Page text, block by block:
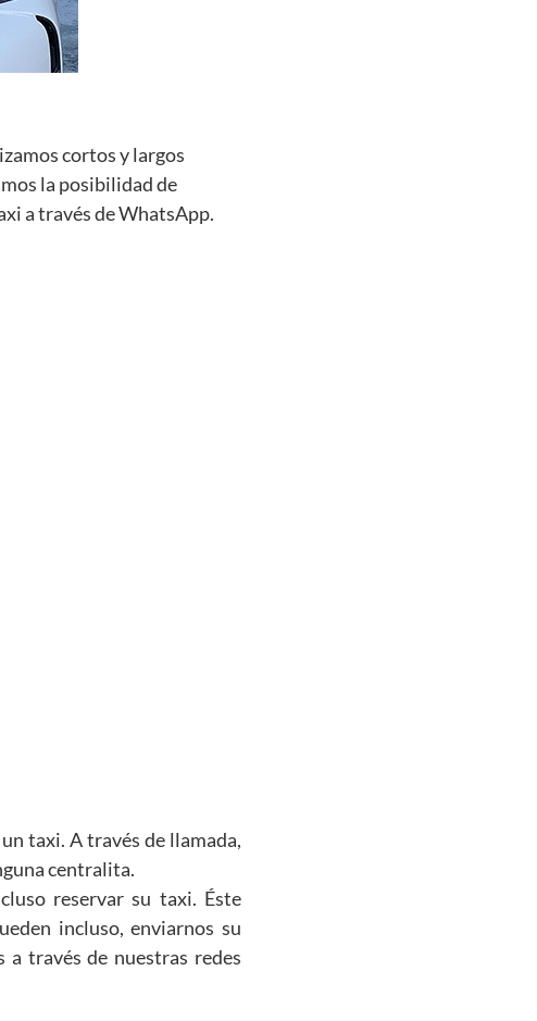
cortos y largos
la posibilidad de
a través de WhatsApp.
taxi. A través de llamada,
centralita.
reservar su taxi. Éste
incluso, enviarnos su
a través de nuestras redes